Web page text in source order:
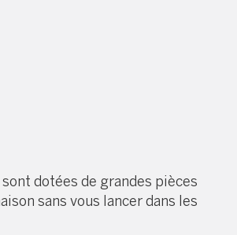
dotées de grandes pièces
sans vous lancer dans les